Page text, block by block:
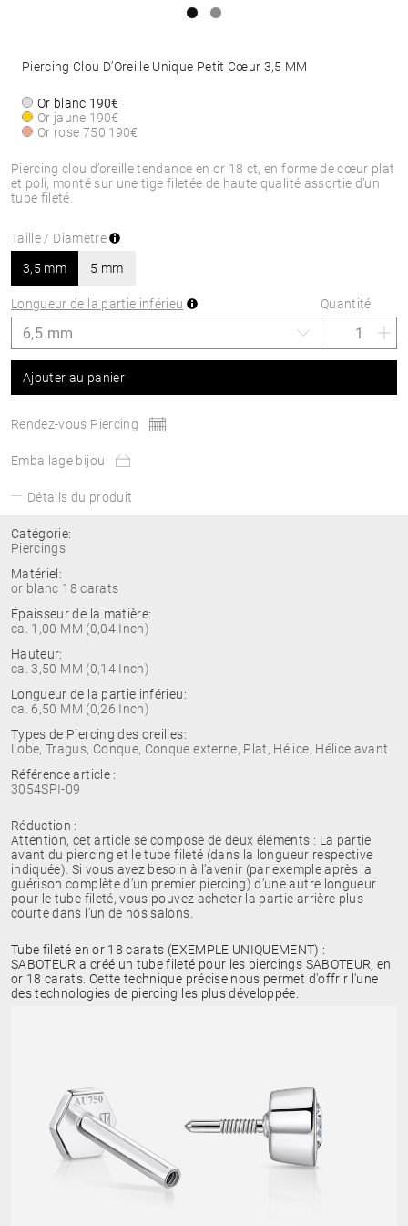
Piercing clou d’oreille tendance en or 18 ct, en forme de cœur plat
et poli, monté sur une tige filetée de haute qualité assortie d’un
tube fileté.
Piercing Clou D’Oreille Unique Petit Cœur 3,5 MM
Or blanc 190€
Or jaune 190€
Or rose 750 190€
Taille / Diamètre
3,5 mm 5 mm
Longueur de la partie inférieu Quantité
Ajouter au panier
Rendez-vous Piercing
Emballage bijou
Détails du produit
Catégorie:
Piercings
Matériel:
or blanc 18 carats
Épaisseur de la matière:
ca. 1,00 MM (0,04 Inch)
Hauteur:
ca. 3,50 MM (0,14 Inch)
Longueur de la partie inférieu:
ca. 6,50 MM (0,26 Inch)
Types de Piercing des oreilles:
Lobe, Tragus, Conque, Conque externe, Plat, Hélice, Hélice avant
Référence article :
3054SPI-09
Réduction :
Attention, cet article se compose de deux éléments : La partie
avant du piercing et le tube fileté (dans la longueur respective
indiquée). Si vous avez besoin à l’avenir (par exemple après la
guérison complète d’un premier piercing) d’une autre longueur
pour le tube fileté, vous pouvez acheter la partie arrière plus
courte dans l’un de nos salons.
Tube fileté en or 18 carats (EXEMPLE UNIQUEMENT) :
SABOTEUR a créé un tube fileté pour les piercings SABOTEUR, en
or 18 carats. Cette technique précise nous permet d'offrir l'une
des technologies de piercing les plus développée.